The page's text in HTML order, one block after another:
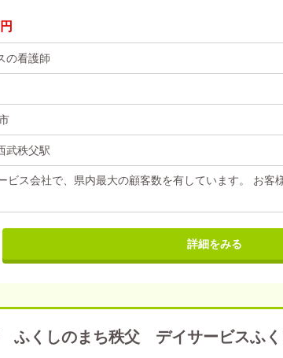
の看護師
秩父駅
ビス会社で、県内最大の顧客数を有しています。 お客
詳細をみる
くしのまち秩父 デイサービスふく